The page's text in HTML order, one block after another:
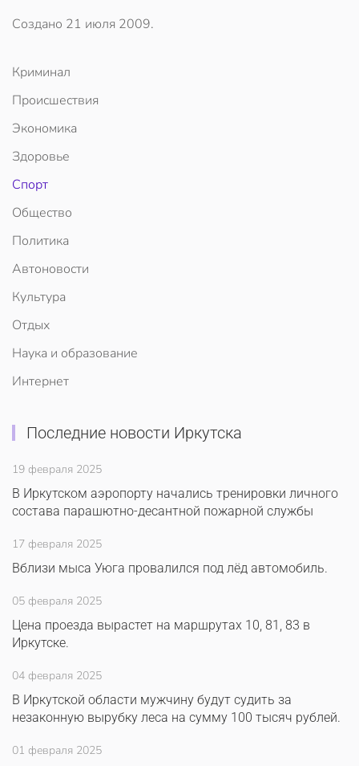
Создано 21 июля 2009.
Криминал
Происшествия
Экономика
Здоровье
Спорт
Общество
Политика
Автоновости
Культура
Отдых
Наука и образование
Интернет
Последние новости Иркутска
19 февраля 2025
В Иркутском аэропорту начались тренировки личного
состава парашютно-десантной пожарной службы
17 февраля 2025
Вблизи мыса Уюга провалился под лёд автомобиль.
05 февраля 2025
Цена проезда вырастет на маршрутах 10, 81, 83 в
Иркутске.
04 февраля 2025
В Иркутской области мужчину будут судить за
незаконную вырубку леса на сумму 100 тысяч рублей.
01 февраля 2025